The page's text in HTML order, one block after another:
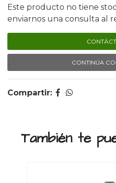
Este producto no tiene
enviarnos una consulta al
CONTINÚA
Compartir:
También te